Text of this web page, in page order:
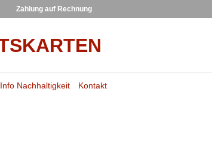
Zahlung auf Rechnung
Info Nachhaltigkeit Kontakt